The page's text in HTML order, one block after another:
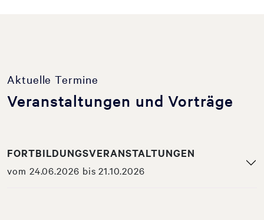
Aktuelle Termine
Veranstaltungen und Vorträge
FORTBILDUNGSVERANSTALTUNGEN
vom 24.06.2026 bis 21.10.2026